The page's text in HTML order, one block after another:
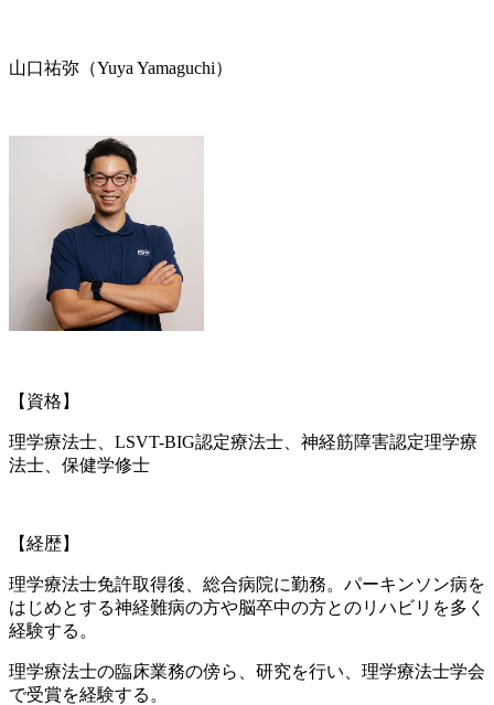
山口祐弥（Yuya Yamaguchi）
【資格】
理学療法士、LSVT-BIG認定療法士、神経筋障害認定理学療
法士、保健学修士
【経歴】
理学療法士免許取得後、総合病院に勤務。パーキンソン病を
はじめとする神経難病の方や脳卒中の方とのリハビリを多く
経験する。
理学療法士の臨床業務の傍ら、研究を行い、理学療法士学会
で受賞を経験する。